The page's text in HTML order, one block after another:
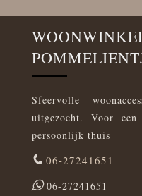
Sfeervolle
uitgezocht. Voor
persoonlijk thuis
06-27241651
06-27241651